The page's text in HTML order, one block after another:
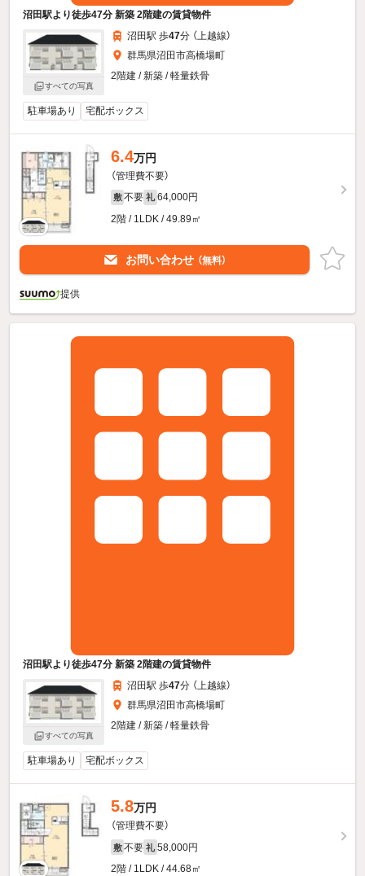
沼田駅より徒歩47分 新築 2階建の賃貸物件
すべての写真
沼田駅 歩47分 （上越線）
群馬県沼田市高橋場町
2階建 / 新築 / 軽量鉄骨
駐車場あり 宅配ボックス
6.4万円
（管理費不要）
敷 不要 礼 64,000円
2階 / 1LDK / 49.89㎡
お問い合わせ （無料）
提供
沼田駅より徒歩47分 新築 2階建の賃貸物件
すべての写真
沼田駅 歩47分 （上越線）
群馬県沼田市高橋場町
2階建 / 新築 / 軽量鉄骨
駐車場あり 宅配ボックス
5.8万円
（管理費不要）
敷 不要 礼 58,000円
2階 / 1LDK / 44.68㎡